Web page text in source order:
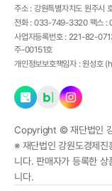
주소 : 강원특별자치도 원주시
전화 : 033-749-3320 팩스 :
사업자등록번호 : 221-82-
주-00151호
개인정보보호책임자 :원성호 (
Copyright © 재단법인
※ 재단법인 강원도경제진
니다. 판매자가 등록한 상
니다.